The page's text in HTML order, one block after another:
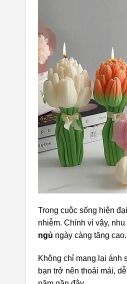
Trong cuộc sống hiện
nhiễm. Chính vì vậy,
ngủ ngày càng tăng
Không chỉ mang lại ánh
bạn trở nên thoải mái,